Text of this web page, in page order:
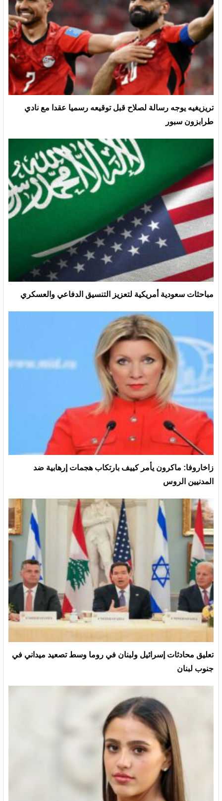
تريزيغيه يوجه رسالة لصلاح قبل توقيعه رسميا عقدا مع نادي
طرابزون سبور
مباحثات سعودية أمريكية لتعزيز التنسيق الدفاعي والعسكري
زاخاروفا: ماكرون يأمر كييف بارتكاب هجمات إرهابية ضد
المدنيين الروس
تعليق محادثات إسرائيل ولبنان في روما وسط تصعيد ميداني في
جنوب لبنان